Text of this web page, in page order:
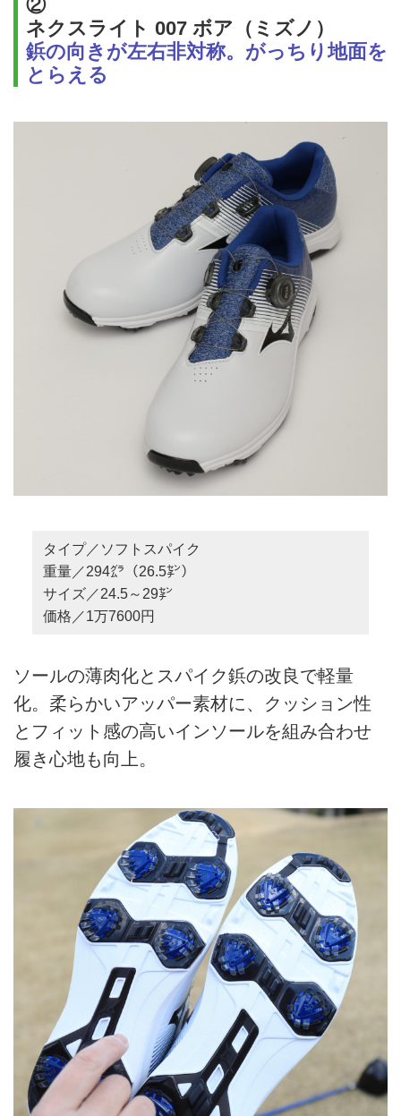
②
ネクスライト 007 ボア（ミズノ）
鋲の向きが左右非対称。がっちり地面を
とらえる
タイプ／ソフトスパイク
重量／294㌘（26.5㌢）
サイズ／24.5～29㌢
価格／1万7600円
ソールの薄肉化とスパイク鋲の改良で軽量
化。柔らかいアッパー素材に、クッション性
とフィット感の高いインソールを組み合わせ
履き心地も向上。